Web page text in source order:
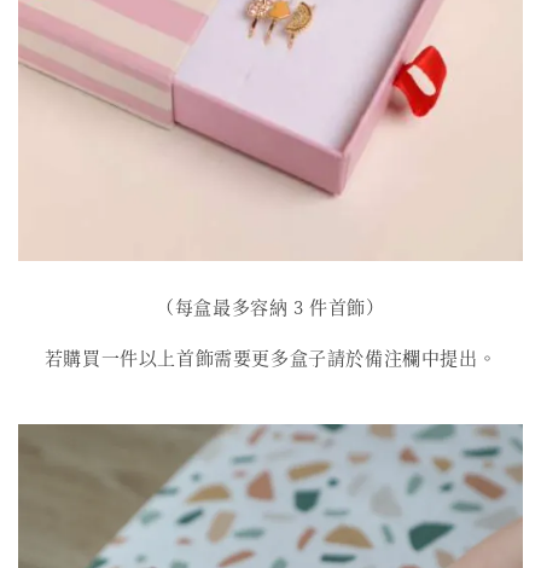
（每盒最多容納 3 件首飾）
若購買一件以上首飾需要更多盒子請於備注欄中提出。